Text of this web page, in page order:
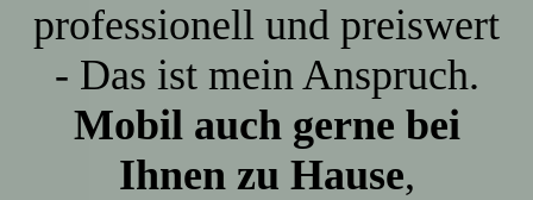
professionell und preiswert
- Das ist mein Anspruch.
Mobil auch gerne bei
Ihnen zu Hause,